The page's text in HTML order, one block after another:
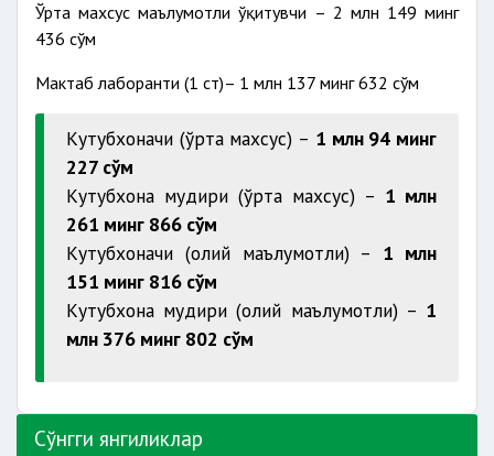
Ўрта махсус маълумотли ўқитувчи – 2 млн 149 минг
436 сўм
Мактаб лаборанти (1 ст)– 1 млн 137 минг 632 сўм
Кутубхоначи (ўрта махсус) – 1 млн 94 минг
227 сўм
Кутубхона мудири (ўрта махсус) – 1 млн
261 минг 866 сўм
Кутубхоначи (олий маълумотли) – 1 млн
151 минг 816 сўм
Кутубхона мудири (олий маълумотли) – 1
млн 376 минг 802 сўм
Сўнгги янгиликлар